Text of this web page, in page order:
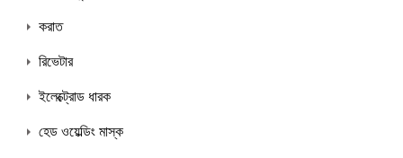
করাত
রিভেটার
ইলেক্ট্রোড ধারক
হেড ওয়েল্ডিং মাস্ক